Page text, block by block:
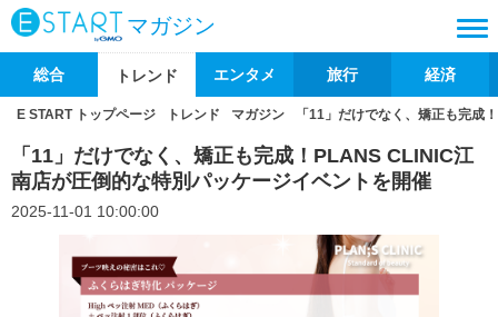
マガジン
総合 トレンド エンタメ 旅行 経済
E START トップページ トレンド マガジン 「11」だけでなく、矯正も完成
「11」だけでなく、矯正も完成！PLANS CLINIC江
南店が圧倒的な特別パッケージイベントを開催
2025-11-01 10:00:00